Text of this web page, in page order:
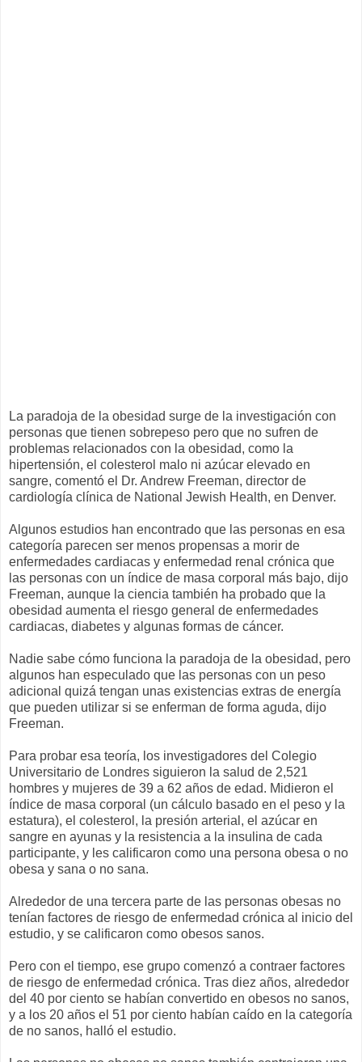
La paradoja de la obesidad surge de la investigación con
personas que tienen sobrepeso pero que no sufren de
problemas relacionados con la obesidad, como la
hipertensión, el colesterol malo ni azúcar elevado en
sangre, comentó el Dr. Andrew Freeman, director de
cardiología clínica de National Jewish Health, en Denver.
Algunos estudios han encontrado que las personas en esa
categoría parecen ser menos propensas a morir de
enfermedades cardiacas y enfermedad renal crónica que
las personas con un índice de masa corporal más bajo, dijo
Freeman, aunque la ciencia también ha probado que la
obesidad aumenta el riesgo general de enfermedades
cardiacas, diabetes y algunas formas de cáncer.
Nadie sabe cómo funciona la paradoja de la obesidad, pero
algunos han especulado que las personas con un peso
adicional quizá tengan unas existencias extras de energía
que pueden utilizar si se enferman de forma aguda, dijo
Freeman.
Para probar esa teoría, los investigadores del Colegio
Universitario de Londres siguieron la salud de 2,521
hombres y mujeres de 39 a 62 años de edad. Midieron el
índice de masa corporal (un cálculo basado en el peso y la
estatura), el colesterol, la presión arterial, el azúcar en
sangre en ayunas y la resistencia a la insulina de cada
participante, y les calificaron como una persona obesa o no
obesa y sana o no sana.
Alrededor de una tercera parte de las personas obesas no
tenían factores de riesgo de enfermedad crónica al inicio del
estudio, y se calificaron como obesos sanos.
Pero con el tiempo, ese grupo comenzó a contraer factores
de riesgo de enfermedad crónica. Tras diez años, alrededor
del 40 por ciento se habían convertido en obesos no sanos,
y a los 20 años el 51 por ciento habían caído en la categoría
de no sanos, halló el estudio.